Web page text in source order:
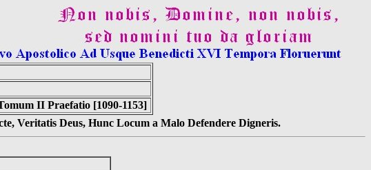
II Praefatio [1090-1153]
Veritatis Deus, Hunc Locum a Malo Defendere Digneris.